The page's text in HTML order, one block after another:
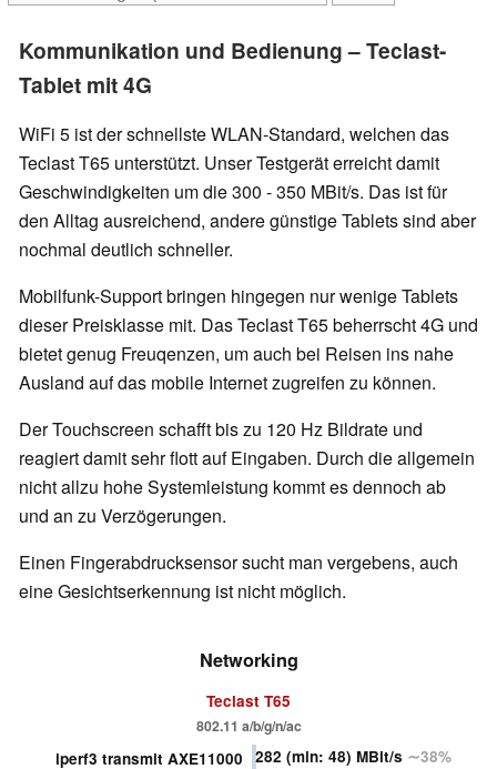
Kommunikation und Bedienung – Teclast-
Tablet mit 4G
WiFi 5 ist der schnellste WLAN-Standard, welchen das
Teclast T65 unterstützt. Unser Testgerät erreicht damit
Geschwindigkeiten um die 300 - 350 MBit/s. Das ist für
den Alltag ausreichend, andere günstige Tablets sind aber
nochmal deutlich schneller.
Mobilfunk-Support bringen hingegen nur wenige Tablets
dieser Preisklasse mit. Das Teclast T65 beherrscht 4G und
bietet genug Freuqenzen, um auch bei Reisen ins nahe
Ausland auf das mobile Internet zugreifen zu können.
Der Touchscreen schafft bis zu 120 Hz Bildrate und
reagiert damit sehr flott auf Eingaben. Durch die allgemein
nicht allzu hohe Systemleistung kommt es dennoch ab
und an zu Verzögerungen.
Einen Fingerabdrucksensor sucht man vergebens, auch
eine Gesichtserkennung ist nicht möglich.
Networking
Teclast T65
802.11 a/b/g/n/ac
iperf3 transmit AXE11000 282 (min: 48) MBit/s ∼38%